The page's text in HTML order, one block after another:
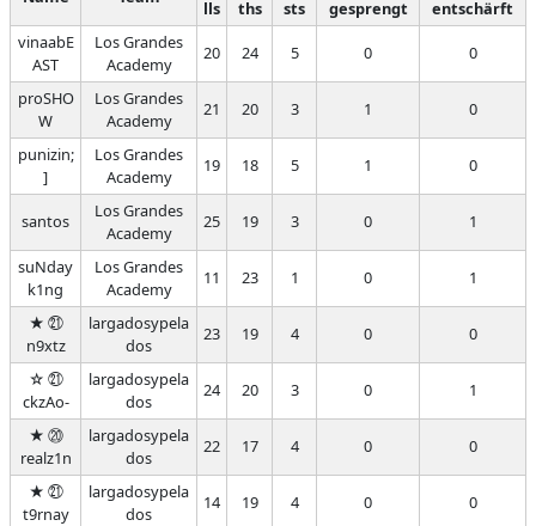
lls
ths
sts
gesprengt
entschärft
vinaabE
AST
Los Grandes
Academy
20 24 5 0 0
proSHO
W
Los Grandes
Academy
21 20 3 1 0
punizin;
]
Los Grandes
Academy
19 18 5 1 0
santos
Los Grandes
Academy
25 19 3 0 1
suNday
k1ng
Los Grandes
Academy
11 23 1 0 1
★ ㉑
n9xtz
largadosypela
dos
23 19 4 0 0
☆ ㉑
ckzAo-
largadosypela
dos
24 20 3 0 1
★ ⑳
realz1n
largadosypela
dos
22 17 4 0 0
★ ㉑
t9rnay
largadosypela
dos
14 19 4 0 0